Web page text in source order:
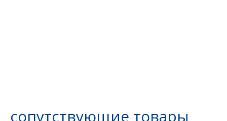
сопутствующие товары